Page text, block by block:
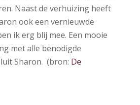
Naast de verhuizing heeft
ook een vernieuwde
ik erg blij mee. Een mooie
met alle benodigde
Sharon. (bron: De